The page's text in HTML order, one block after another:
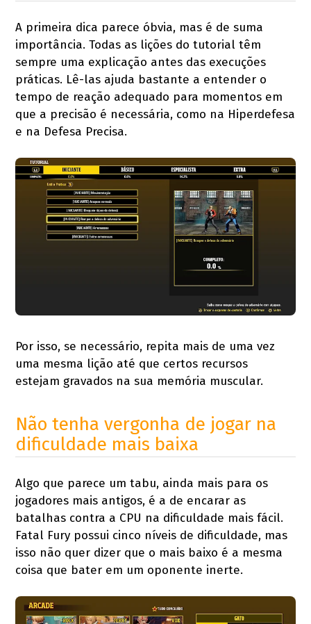
A primeira dica parece óbvia, mas é de suma
importância. Todas as lições do tutorial têm
sempre uma explicação antes das execuções
práticas. Lê-las ajuda bastante a entender o
tempo de reação adequado para momentos em
que a precisão é necessária, como na Hiperdefesa
e na Defesa Precisa.
Por isso, se necessário, repita mais de uma vez
uma mesma lição até que certos recursos
estejam gravados na sua memória muscular.
Não tenha vergonha de jogar na
dificuldade mais baixa
Algo que parece um tabu, ainda mais para os
jogadores mais antigos, é a de encarar as
batalhas contra a CPU na dificuldade mais fácil.
Fatal Fury possui cinco níveis de dificuldade, mas
isso não quer dizer que o mais baixo é a mesma
coisa que bater em um oponente inerte.